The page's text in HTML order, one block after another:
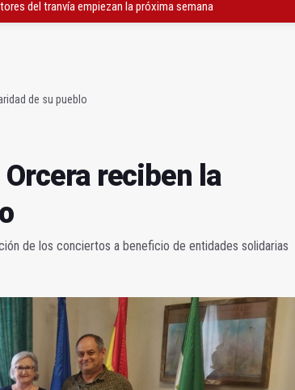
millones su inversión social en la provincia
de su pueblo
reciben la
de los conciertos a beneficio de entidades solidarias